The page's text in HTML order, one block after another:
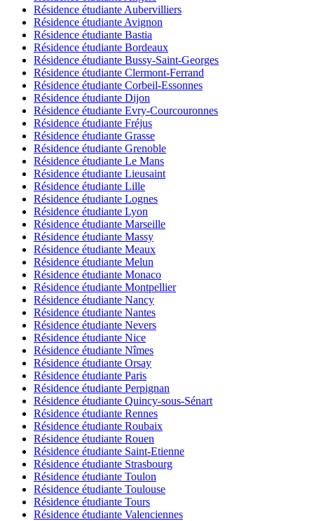
Résidence étudiante Aubervilliers
Résidence étudiante Avignon
Résidence étudiante Bastia
Résidence étudiante Bordeaux
Résidence étudiante Bussy-Saint-Georges
Résidence étudiante Clermont-Ferrand
Résidence étudiante Corbeil-Essonnes
Résidence étudiante Dijon
Résidence étudiante Evry-Courcouronnes
Résidence étudiante Fréjus
Résidence étudiante Grasse
Résidence étudiante Grenoble
Résidence étudiante Le Mans
Résidence étudiante Lieusaint
Résidence étudiante Lille
Résidence étudiante Lognes
Résidence étudiante Lyon
Résidence étudiante Marseille
Résidence étudiante Massy
Résidence étudiante Meaux
Résidence étudiante Melun
Résidence étudiante Monaco
Résidence étudiante Montpellier
Résidence étudiante Nancy
Résidence étudiante Nantes
Résidence étudiante Nevers
Résidence étudiante Nice
Résidence étudiante Nîmes
Résidence étudiante Orsay
Résidence étudiante Paris
Résidence étudiante Perpignan
Résidence étudiante Quincy-sous-Sénart
Résidence étudiante Rennes
Résidence étudiante Roubaix
Résidence étudiante Rouen
Résidence étudiante Saint-Etienne
Résidence étudiante Strasbourg
Résidence étudiante Toulon
Résidence étudiante Toulouse
Résidence étudiante Tours
Résidence étudiante Valenciennes